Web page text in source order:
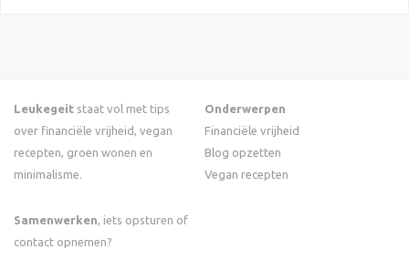
Leukegeit staat vol met tips
over financiële vrijheid, vegan
recepten, groen wonen en
minimalisme.
Samenwerken, iets opsturen of
contact opnemen?
Onderwerpen
Financiële vrijheid
Blog opzetten
Vegan recepten